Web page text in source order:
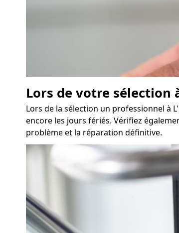
Lors de votre sélection
Lors de la sélection un professionnel à
encore les jours fériés. Vérifiez
problème et la réparation définitive.